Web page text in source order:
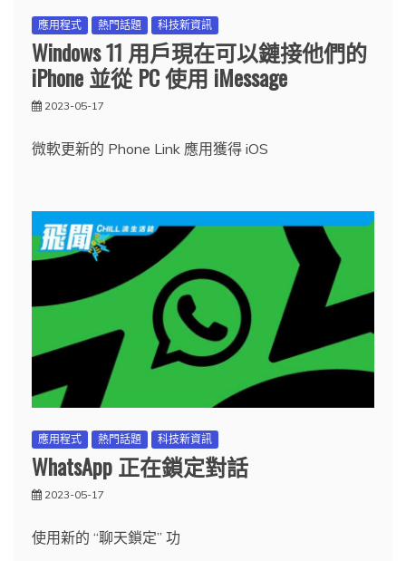
應用程式 熱門話題 科技新資訊
Windows 11 用戶現在可以鏈接他們的
iPhone 並從 PC 使用 iMessage
2023-05-17
微軟更新的 Phone Link 應用獲得 iOS
應用程式 熱門話題 科技新資訊
WhatsApp 正在鎖定對話
2023-05-17
使用新的 “聊天鎖定” 功